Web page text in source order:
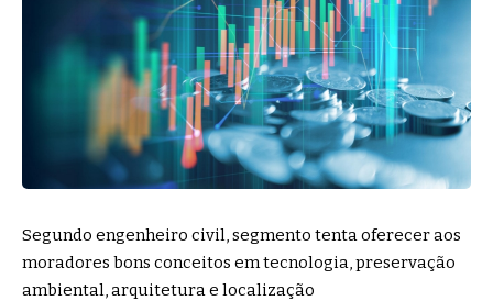
Segundo engenheiro civil, segmento tenta oferecer aos
moradores bons conceitos em tecnologia, preservação
ambiental, arquitetura e localização